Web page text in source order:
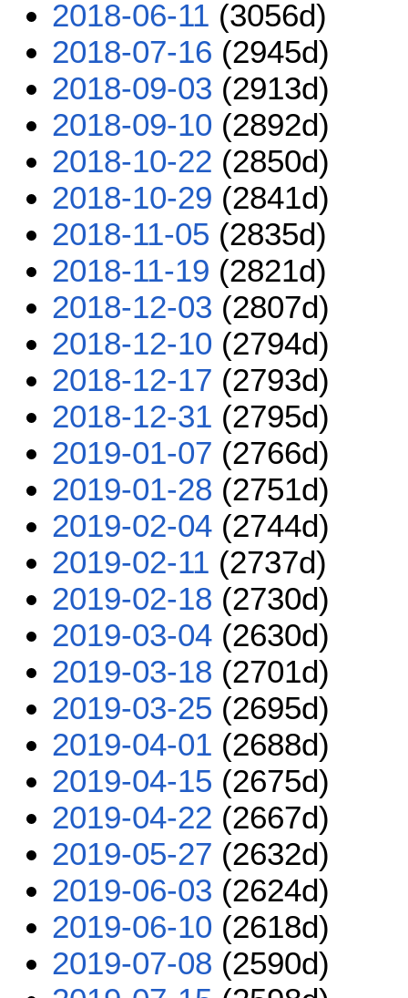
2018-06-11 (3056d)
2018-07-16 (2945d)
2018-09-03 (2913d)
2018-09-10 (2892d)
2018-10-22 (2850d)
2018-10-29 (2841d)
2018-11-05 (2835d)
2018-11-19 (2821d)
2018-12-03 (2807d)
2018-12-10 (2794d)
2018-12-17 (2793d)
2018-12-31 (2795d)
2019-01-07 (2766d)
2019-01-28 (2751d)
2019-02-04 (2744d)
2019-02-11 (2737d)
2019-02-18 (2730d)
2019-03-04 (2630d)
2019-03-18 (2701d)
2019-03-25 (2695d)
2019-04-01 (2688d)
2019-04-15 (2675d)
2019-04-22 (2667d)
2019-05-27 (2632d)
2019-06-03 (2624d)
2019-06-10 (2618d)
2019-07-08 (2590d)